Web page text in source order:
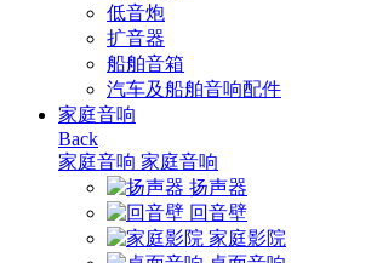
低音炮
扩音器
船舶音箱
汽车及船舶音响配件
家庭音响
Back
家庭音响 家庭音响
扬声器
回音壁
家庭影院